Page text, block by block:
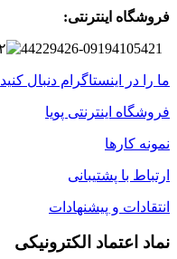
فروشگاه اینترنتی:
44229426-09194105421
ما را در اینستاگرام دنبال کنید
فروشگاه اینترنتی پویا
نمونه کارها
ارتباط با پشتیبانی
انتقادات و پیشنهادات
نماد اعتماد الکترونیکی